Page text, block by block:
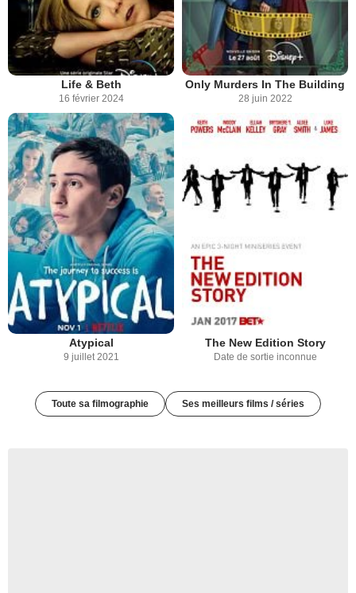
Life & Beth
16 février 2024
Only Murders In The Building
28 juin 2022
Atypical
9 juillet 2021
The New Edition Story
Date de sortie inconnue
Toute sa filmographie Ses meilleurs films / séries